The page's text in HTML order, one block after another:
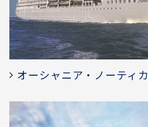
オーシャニア・ノーティカ